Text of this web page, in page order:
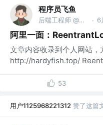
程序员飞鱼
后端工程师 @美团 · 6
阿里一面：
文章内容收录到个人网站，
http://hardyfish.top/
53
用户1125968221312 赞了这篇